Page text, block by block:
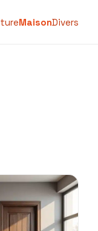
MaisonDivers